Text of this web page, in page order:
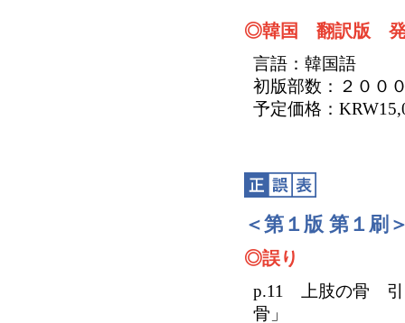
◎韓国 翻訳版 発
言語：韓国語
初版部数：２００
予定価格：
＜第１版 第１刷
◎誤り
p.11 上肢の骨 引
骨」